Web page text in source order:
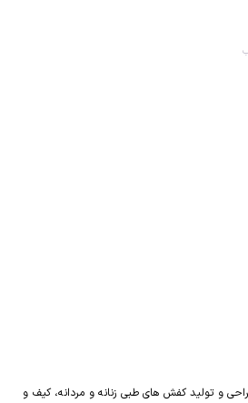
و تولید کفش های طبی زنانه و مردانه، کیف و